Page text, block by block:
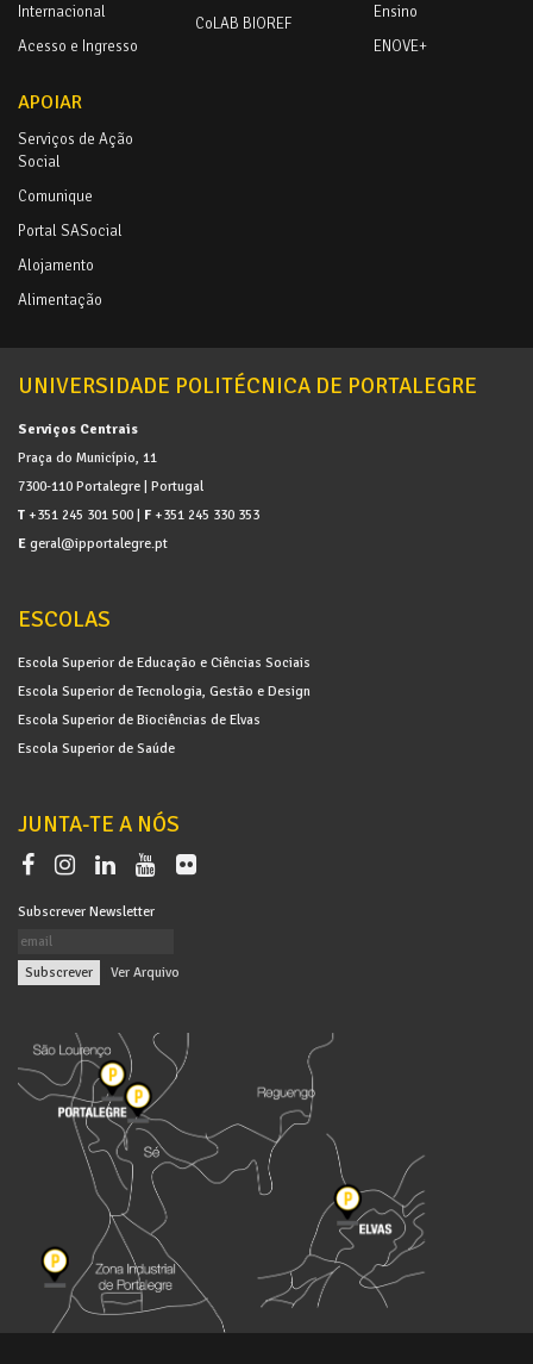
Internacional
Acesso e Ingresso
CoLAB BIOREF
Ensino
ENOVE+
APOIAR
Serviços de Ação
Social
Comunique
Portal SASocial
Alojamento
Alimentação
UNIVERSIDADE POLITÉCNICA DE PORTALEGRE
Serviços Centrais
Praça do Município, 11
7300-110 Portalegre | Portugal
T +351 245 301 500 | F +351 245 330 353
E geral@ipportalegre.pt
ESCOLAS
Escola Superior de Educação e Ciências Sociais
Escola Superior de Tecnologia, Gestão e Design
Escola Superior de Biociências de Elvas
Escola Superior de Saúde
JUNTA-TE A NÓS
Subscrever Newsletter
Ver Arquivo